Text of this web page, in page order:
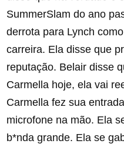
SummerSlam do ano
derrota para Lynch
carreira. Ela disse que
reputação. Belair disse
Carmella hoje, ela vai
Carmella fez sua
microfone na mão. Ela
b*nda grande. Ela se